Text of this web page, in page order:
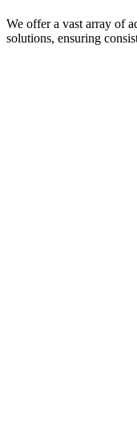
We offer a vast array of
solutions, ensuring